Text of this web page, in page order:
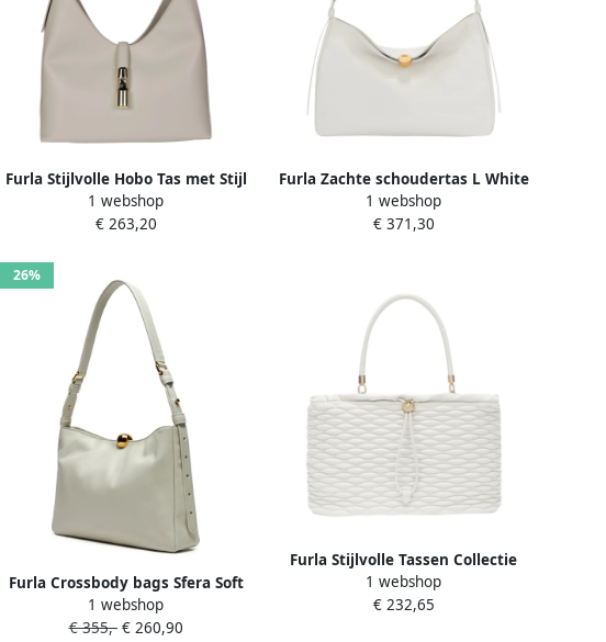
Furla Stijlvolle Hobo Tas met Stijl
White Dames
1 webshop
€ 263,20
Furla Zachte schoudertas L White
Dames
1 webshop
€ 371,30
26%
Furla Crossbody bags Sfera Soft
M Shoulder Bag in wit
1 webshop
€ 355,-€ 260,90
Furla Stijlvolle Tassen Collectie
Gray Dames
1 webshop
€ 232,65